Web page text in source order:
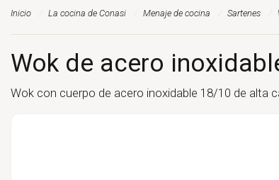
Inicio La cocina de Conasi Menaje de cocina Sartenes
Wok de acero
Wok con cuerpo de acero inoxidable 18/10 de alta